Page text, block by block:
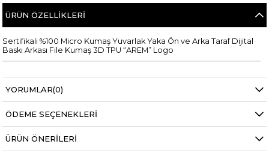
ÜRÜN ÖZELLIKLERI
Sertifikalı %100 Micro Kumaş Yuvarlak Yaka Ön ve Arka Taraf Dijital
Baskı Arkası File Kumaş 3D TPU “AREM” Logo
YORUMLAR(0)
ÖDEME SEÇENEKLERI
ÜRÜN ÖNERILERI